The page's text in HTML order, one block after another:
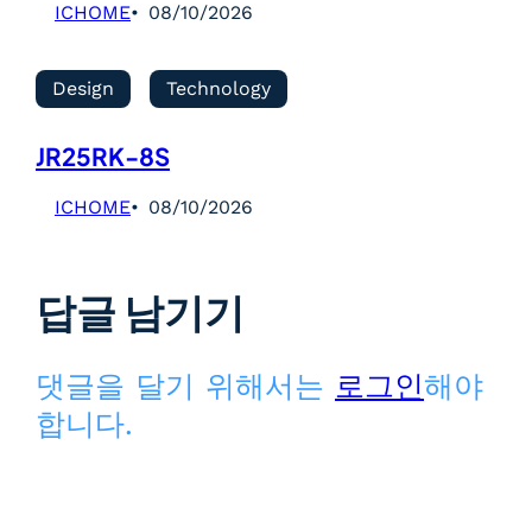
ICHOME 08/10/2026
Design Technology
JR25RK-8S
ICHOME 08/10/2026
답글 남기기
댓글을 달기 위해서는 로그인해야
합니다.